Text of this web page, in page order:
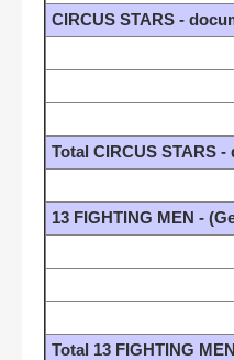
CIRCUS STARS -
Total CIRCUS STARS
13 FIGHTING MEN -
Total 13 FIGHTING